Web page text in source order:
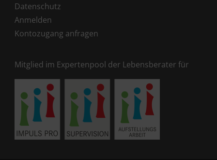
Datenschutz
Anmelden
Kontozugang anfragen
Mitglied im Expertenpool der Lebensberater für